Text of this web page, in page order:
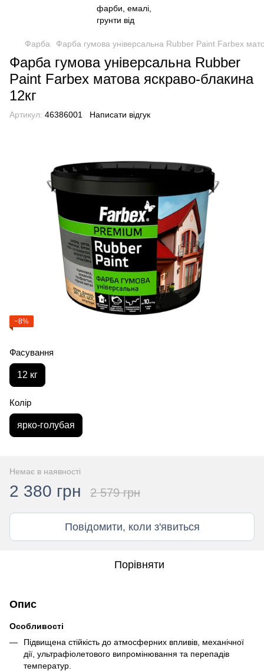
Фарба Фарба гумова універсальна Rubber Paint Farbex
Фарба гумова універсальна Rubber
Paint Farbex матова яскраво-блакина
12кг
Артикул: 46386001 Написати відгук
−8%
Фасування
12 кг
Колір
ярко-голубая
Немає в наявності
2 380 грн 2 579 грн
Повідомити, коли з'явиться
Порівняти
Опис
Особливості
Підвищена стійкість до атмосферних впливів, механічної
дії, ультрафіолетового випромінювання та перепадів
температур.